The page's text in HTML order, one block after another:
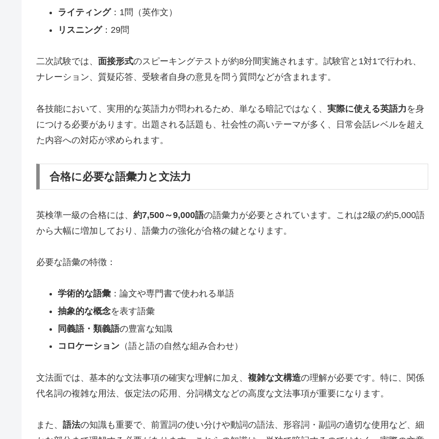
ライティング：1問（英作文）
リスニング：29問
二次試験では、 面接形式のスピーキングテストが約8分間実施されます。試験官と1対1で行われ、
ナレーション、質疑応答、受験者自身の意見を問う質問などが含まれます。
各技能において、実用的な英語力が問われるため、単なる暗記ではなく、 実際に使える英語力 を身
につける必要があります。出題される話題も、社会性の高いテーマが多く、日常会話レベルを超え
た内容への対応が求められます。
合格に必要な語彙力と文法力
英検準一級の合格には、 約7,500～9,000語の語彙力が必要とされています。これは2級の約5,000語
から大幅に増加しており、語彙力の強化が合格の鍵となります。
必要な語彙の特徴：
学術的な語彙：論文や専門書で使われる単語
抽象的な概念を表す語彙
同義語・類義語の豊富な知識
コロケーション（語と語の自然な組み合わせ）
文法面では、基本的な文法事項の確実な理解に加え、 複雑な文構造の理解が必要です。特に、関係
代名詞の複雑な用法、仮定法の応用、分詞構文などの高度な文法事項が重要になります。
また、 語法の知識も重要で、前置詞の使い分けや動詞の語法、形容詞・副詞の適切な使用など、細